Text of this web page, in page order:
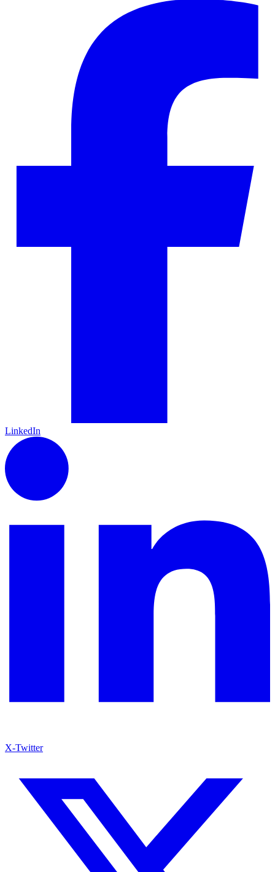
LinkedIn
X-Twitter